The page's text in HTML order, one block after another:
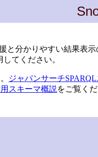
と分かりやすい結果表示
してください。
ジャパンサーチ
スキーマ概説 をご覧くだ